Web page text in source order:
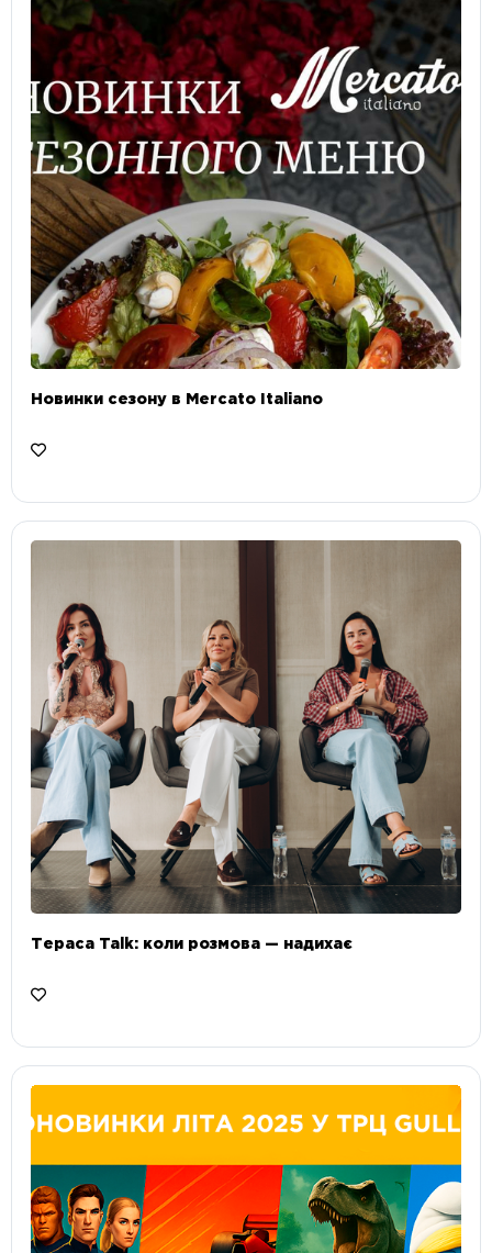
Новинки сезону в Mercato Italiano
Тераса Talk: коли розмова — надихає